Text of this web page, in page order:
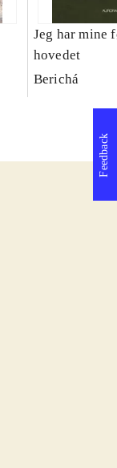
Jeg har mine
hovedet
Berichá
Feedback